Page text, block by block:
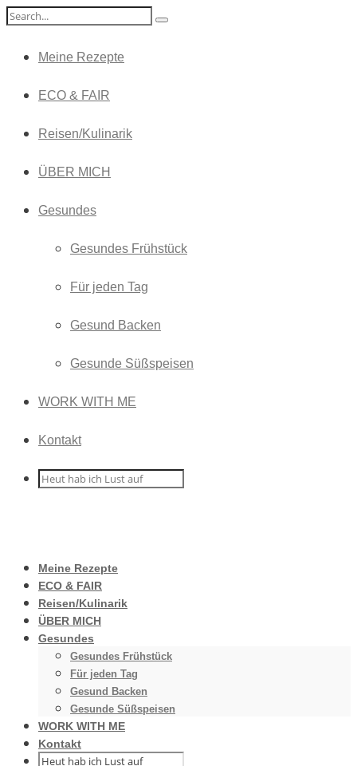
Meine Rezepte
ECO & FAIR
Reisen/Kulinarik
ÜBER MICH
Gesundes
Gesundes Frühstück
Für jeden Tag
Gesund Backen
Gesunde Süßspeisen
WORK WITH ME
Kontakt
Meine Rezepte
ECO & FAIR
Reisen/Kulinarik
ÜBER MICH
Gesundes
Gesundes Frühstück
Für jeden Tag
Gesund Backen
Gesunde Süßspeisen
WORK WITH ME
Kontakt